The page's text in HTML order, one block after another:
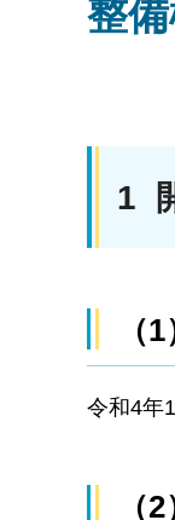
整
1
（
令和4年
（